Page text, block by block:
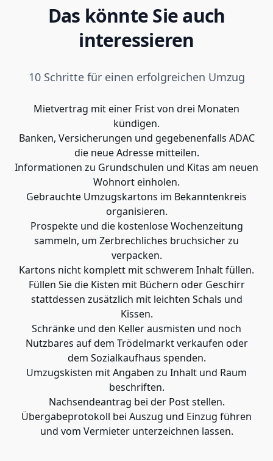
Das könnte Sie auch
interessieren
10 Schritte für einen erfolgreichen Umzug
Mietvertrag mit einer Frist von drei Monaten
kündigen.
Banken, Versicherungen und gegebenenfalls ADAC
die neue Adresse mitteilen.
Informationen zu Grundschulen und Kitas am neuen
Wohnort einholen.
Gebrauchte Umzugskartons im Bekanntenkreis
organisieren.
Prospekte und die kostenlose Wochenzeitung
sammeln, um Zerbrechliches bruchsicher zu
verpacken.
Kartons nicht komplett mit schwerem Inhalt füllen.
Füllen Sie die Kisten mit Büchern oder Geschirr
stattdessen zusätzlich mit leichten Schals und
Kissen.
Schränke und den Keller ausmisten und noch
Nutzbares auf dem Trödelmarkt verkaufen oder
dem Sozialkaufhaus spenden.
Umzugskisten mit Angaben zu Inhalt und Raum
beschriften.
Nachsendeantrag bei der Post stellen.
Übergabeprotokoll bei Auszug und Einzug führen
und vom Vermieter unterzeichnen lassen.